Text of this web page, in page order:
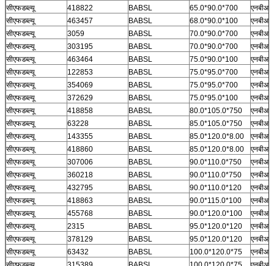
सीएफडब्ल्यू
418822 BABSL 65.0*90.0*700
एनबीआर
सीएफडब्ल्यू
463457 BABSL 68.0*90.0*100
एनबीआर
सीएफडब्ल्यू
3059 BABSL 70.0*90.0*700
एनबीआर
सीएफडब्ल्यू
303195 BABSL 70.0*90.0*700
एनबीआर
सीएफडब्ल्यू
463464 BABSL 75.0*90.0*100
एनबीआर
सीएफडब्ल्यू
122853 BABSL 75.0*95.0*700
एनबीआर
सीएफडब्ल्यू
354069 BABSL 75.0*95.0*700
एनबीआर
सीएफडब्ल्यू
372629 BABSL 75.0*95.0*100
एनबीआर
सीएफडब्ल्यू
418858 BABSL 80.0*105.0*750
एनबीआर
सीएफडब्ल्यू
63228 BABSL 85.0*105.0*750
एनबीआर
सीएफडब्ल्यू
143355 BABSL 85.0*120.0*8.00
एनबीआर
सीएफडब्ल्यू
418860 BABSL 85.0*120.0*8.00
एनबीआर
सीएफडब्ल्यू
307006 BABSL 90.0*110.0*750
एनबीआर
सीएफडब्ल्यू
360218 BABSL 90.0*110.0*750
एनबीआर
सीएफडब्ल्यू
432795 BABSL 90.0*110.0*120
एनबीआर
सीएफडब्ल्यू
418863 BABSL 90.0*115.0*100
एनबीआर
सीएफडब्ल्यू
455768 BABSL 90.0*120.0*100
एनबीआर
सीएफडब्ल्यू
2315 BABSL 95.0*120.0*120
एनबीआर
सीएफडब्ल्यू
378129 BABSL 95.0*120.0*120
एनबीआर
सीएफडब्ल्यू
63432 BABSL 100.0*120.0*75
एनबीआर